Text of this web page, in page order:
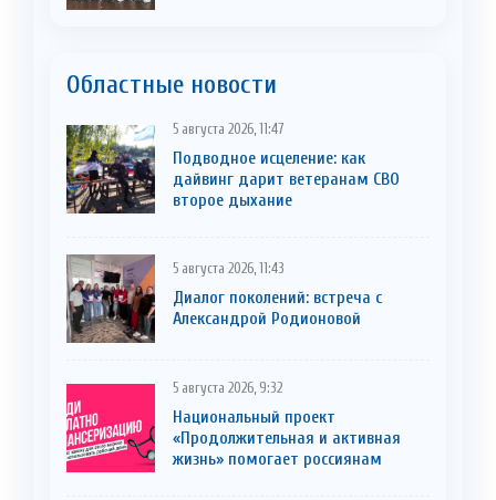
Областные новости
5 августа 2026, 11:47
Подводное исцеление: как
дайвинг дарит ветеранам СВО
второе дыхание
5 августа 2026, 11:43
Диалог поколений: встреча с
Александрой Родионовой
5 августа 2026, 9:32
Национальный проект
«Продолжительная и активная
жизнь» помогает россиянам